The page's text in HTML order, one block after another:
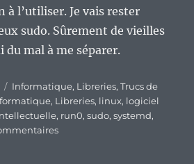
à l’utiliser. Je vais rester
sudo. Sûrement de vieilles
du mal à me séparer.
Catégories
Informatique, Libreries,Trucs de
, Libreries, linux, logiciel
, run0,sudo,systemd,
sur